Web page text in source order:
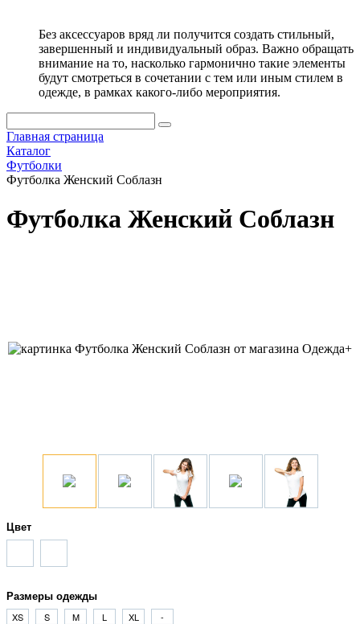
Без аксессуаров вряд ли получится создать стильный,
завершенный и индивидуальный образ. Важно обращать
внимание на то, насколько гармонично такие элементы
будут смотреться в сочетании с тем или иным стилем в
одежде, в рамках какого-либо мероприятия.
Главная страница
Каталог
Футболки
Футболка Женский Соблазн
Футболка Женский Соблазн
Цвет
Размеры одежды
XS S M L XL -